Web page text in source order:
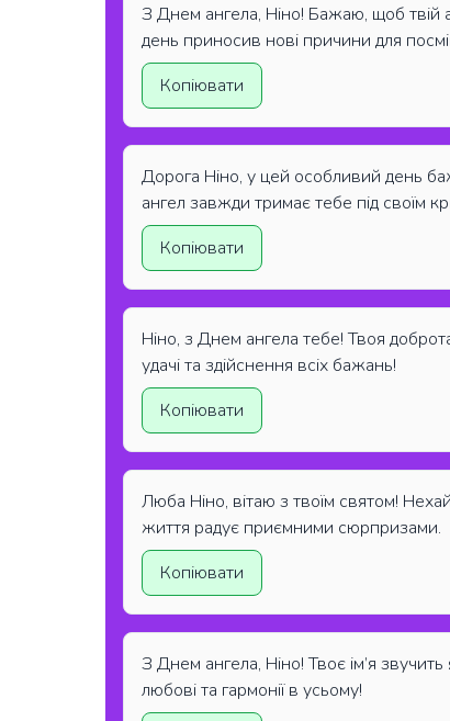
З Днем ангела, Ніно! Бажаю, щоб твій
день приносив нові причини для
Копіювати
Дорога Ніно, у цей особливий день
ангел завжди тримає тебе під своїм
Копіювати
Ніно, з Днем ангела тебе! Твоя
удачі та здійснення всіх бажань!
Копіювати
Люба Ніно, вітаю з твоїм святом!
життя радує приємними сюрпризами.
Копіювати
З Днем ангела, Ніно! Твоє ім’я
любові та гармонії в усьому!